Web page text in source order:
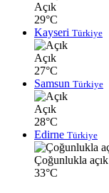
Açık
29°C
Kayseri Türkiye
Açık
27°C
Samsun Türkiye
Açık
28°C
Edirne Türkiye
Çoğunlukla açık
33°C